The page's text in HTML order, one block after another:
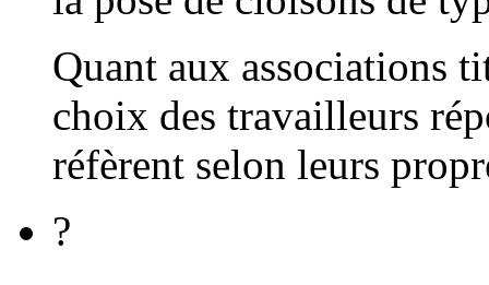
Quant aux associations
choix des travailleurs
réfèrent selon leurs
?